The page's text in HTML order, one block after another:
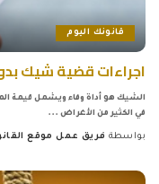
قانونك اليوم
اجراءات قضية شيك
الشيك هو أداة وفاء ويشمل قيمة
في الكثير من الأغراض ...
Posted
بواسطة فريق عمل موقع